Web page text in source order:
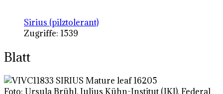
Sirius (pilztolerant)
Zugriffe: 1539
Blatt
Foto: Ursula Brühl, Julius Kühn-Institut (JKI), Federal